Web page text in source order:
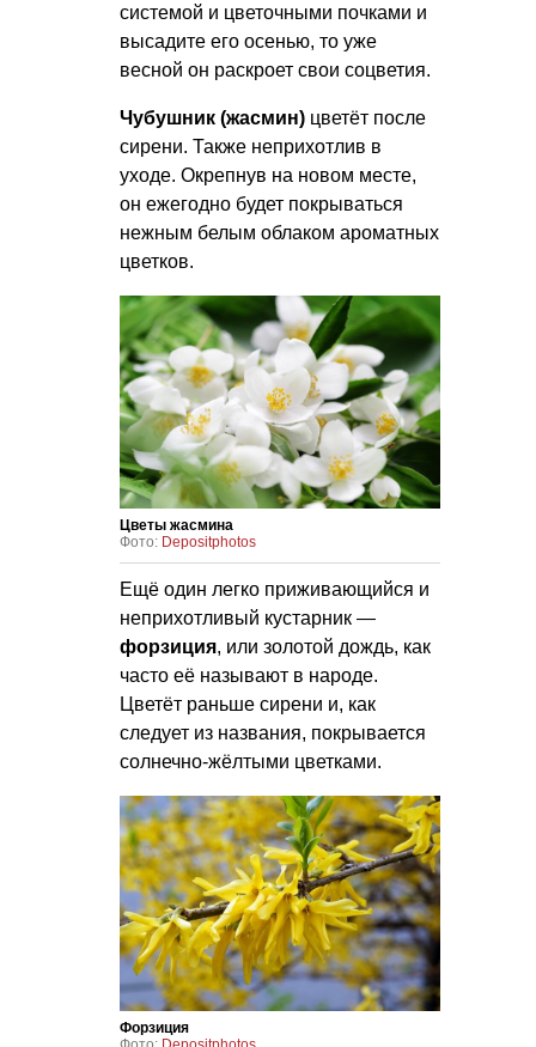
системой и цветочными почками и
высадите его осенью, то уже
весной он раскроет свои соцветия.
Чубушник (жасмин) цветёт после
сирени. Также неприхотлив в
уходе. Окрепнув на новом месте,
он ежегодно будет покрываться
нежным белым облаком ароматных
цветков.
Цветы жасмина
Фото: Depositphotos
Ещё один легко приживающийся и
неприхотливый кустарник —
форзиция, или золотой дождь, как
часто её называют в народе.
Цветёт раньше сирени и, как
следует из названия, покрывается
солнечно-жёлтыми цветками.
Форзиция